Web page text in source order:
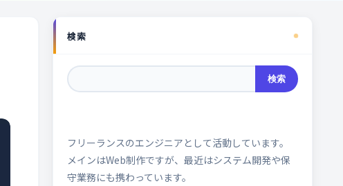
検索
検索
フリーランスのエンジニアとして活動しています。
メインはWeb制作ですが、最近はシステム開発や保
守業務にも携わっています。